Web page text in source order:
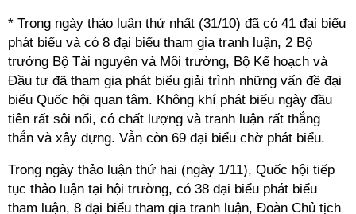
* Trong ngày thảo luận thứ nhất (31/10) đã có 41 đại biểu
phát biểu và có 8 đại biểu tham gia tranh luận, 2 Bộ
trưởng Bộ Tài nguyên và Môi trường, Bộ Kế hoạch và
Đầu tư đã tham gia phát biểu giải trình những vấn đề đại
biểu Quốc hội quan tâm. Không khí phát biểu ngày đầu
tiên rất sôi nổi, có chất lượng và tranh luận rất thẳng
thắn và xây dựng. Vẫn còn 69 đại biểu chờ phát biểu.
Trong ngày thảo luận thứ hai (ngày 1/11), Quốc hội tiếp
tục thảo luận tại hội trường, có 38 đại biểu phát biểu
tham luận, 8 đại biểu tham gia tranh luận, Đoàn Chủ tịch